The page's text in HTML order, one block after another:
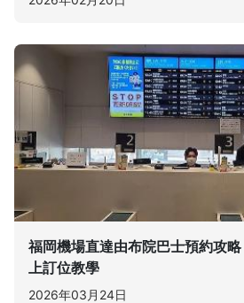
福岡機場直達由布院巴士預約攻
上訂位教學
2026年03月24日